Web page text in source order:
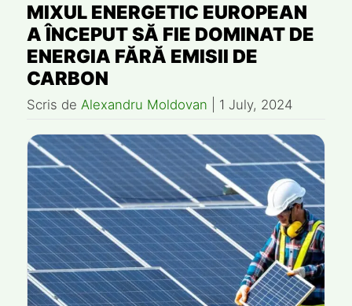
MIXUL ENERGETIC EUROPEAN
A ÎNCEPUT SĂ FIE DOMINAT DE
ENERGIA FĂRĂ EMISII DE
CARBON
Scris de Alexandru Moldovan 1 July, 2024